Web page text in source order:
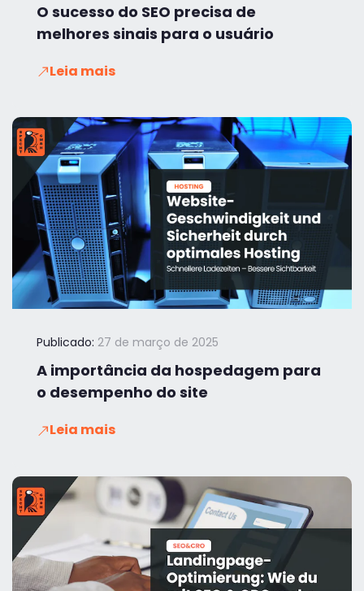
O sucesso do SEO precisa de
melhores sinais para o usuário
Leia mais
Publicado: 27 de março de 2025
A importância da hospedagem para
o desempenho do site
Leia mais